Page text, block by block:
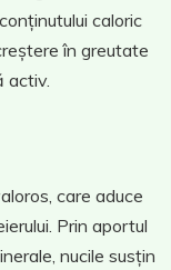
caloric
în greutate
activ.
care aduce
Prin aportul
nucile susțin